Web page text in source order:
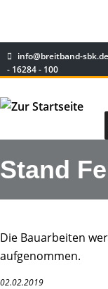
info@breitband-sbk.de
- 16284 - 100
Stand
Die Bauarbeiten
aufgenommen.
02.02.2019